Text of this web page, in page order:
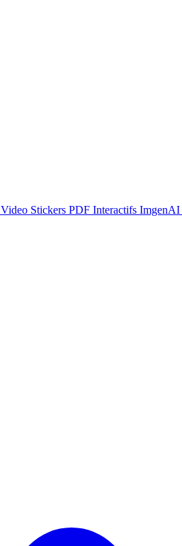
Video Stickers PDF Interactifs ImgenAI